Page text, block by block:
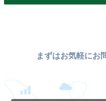
まずはお気軽にお